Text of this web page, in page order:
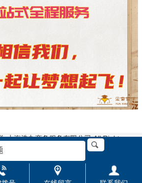
-上海浩九商务服务有限公司 All Rights
沪ICP备2021027947号-5
市浦东新区栖霞路33号2楼